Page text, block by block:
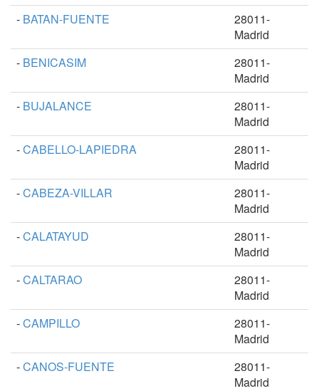
- BATAN-FUENTE
28011-
Madrid
- BENICASIM
28011-
Madrid
- BUJALANCE
28011-
Madrid
-CABELLO-LAPIEDRA
28011-
Madrid
-CABEZA-VILLAR
28011-
Madrid
-CALATAYUD
28011-
Madrid
-CALTARAO
28011-
Madrid
-CAMPILLO
28011-
Madrid
-CANOS-FUENTE
28011-
Madrid